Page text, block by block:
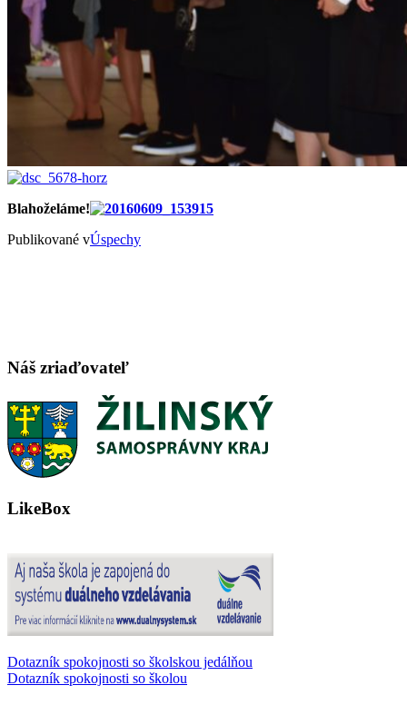
Blahoželáme!
Publikované vÚspechy
Náš zriaďovateľ
LikeBox
Dotazník spokojnosti so školskou jedálňou
Dotazník spokojnosti so školou